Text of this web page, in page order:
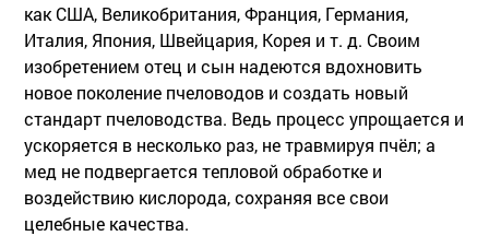
как США, Великобритания, Франция, Германия,
Италия, Япония, Швейцария, Корея и т. д. Своим
изобретением отец и сын надеются вдохновить
новое поколение пчеловодов и создать новый
стандарт пчеловодства. Ведь процесс упрощается и
ускоряется в несколько раз, не травмируя пчёл; а
мед не подвергается тепловой обработке и
воздействию кислорода, сохраняя все свои
целебные качества.